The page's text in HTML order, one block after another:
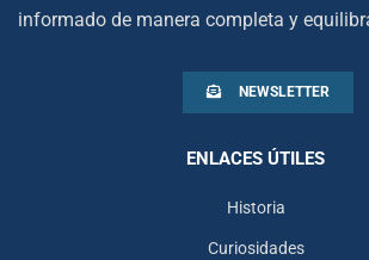
informado de manera completa y
NEWSLETTER
ENLACES ÚTILES
Historia
Curiosidades